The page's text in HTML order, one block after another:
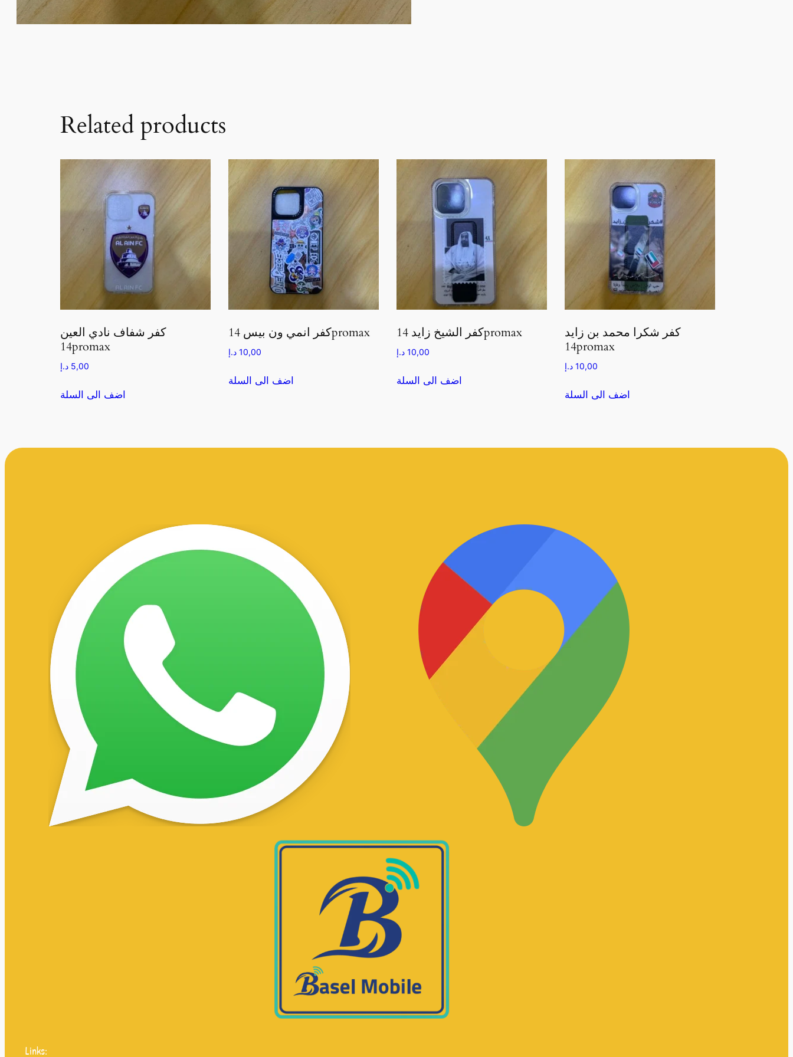
Related products
كفر شفاف نادي العين
14promax
5,00 د.إ
اضف الى السلة
كفر انمي ون بيس 14promax
10,00 د.إ
اضف الى السلة
كفر الشيخ زايد 14promax
10,00 د.إ
اضف الى السلة
كفر شكرا محمد بن زايد
14promax
10,00 د.إ
اضف الى السلة
Links: